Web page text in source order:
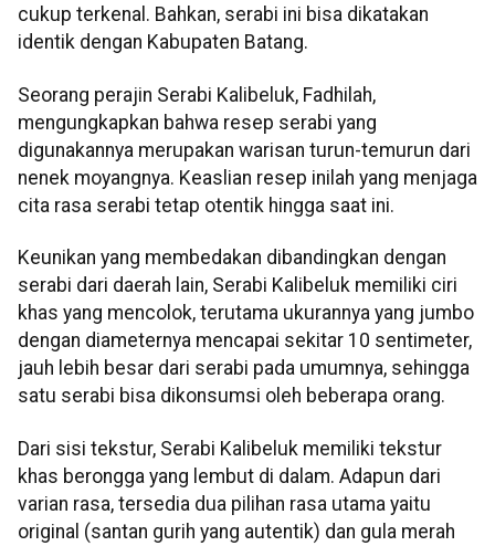
cukup terkenal. Bahkan, serabi ini bisa dikatakan
identik dengan Kabupaten Batang.
Seorang perajin Serabi Kalibeluk, Fadhilah,
mengungkapkan bahwa resep serabi yang
digunakannya merupakan warisan turun-temurun dari
nenek moyangnya. Keaslian resep inilah yang menjaga
cita rasa serabi tetap otentik hingga saat ini.
Keunikan yang membedakan dibandingkan dengan
serabi dari daerah lain, Serabi Kalibeluk memiliki ciri
khas yang mencolok, terutama ukurannya yang jumbo
dengan diameternya mencapai sekitar 10 sentimeter,
jauh lebih besar dari serabi pada umumnya, sehingga
satu serabi bisa dikonsumsi oleh beberapa orang.
Dari sisi tekstur, Serabi Kalibeluk memiliki tekstur
khas berongga yang lembut di dalam. Adapun dari
varian rasa, tersedia dua pilihan rasa utama yaitu
original (santan gurih yang autentik) dan gula merah